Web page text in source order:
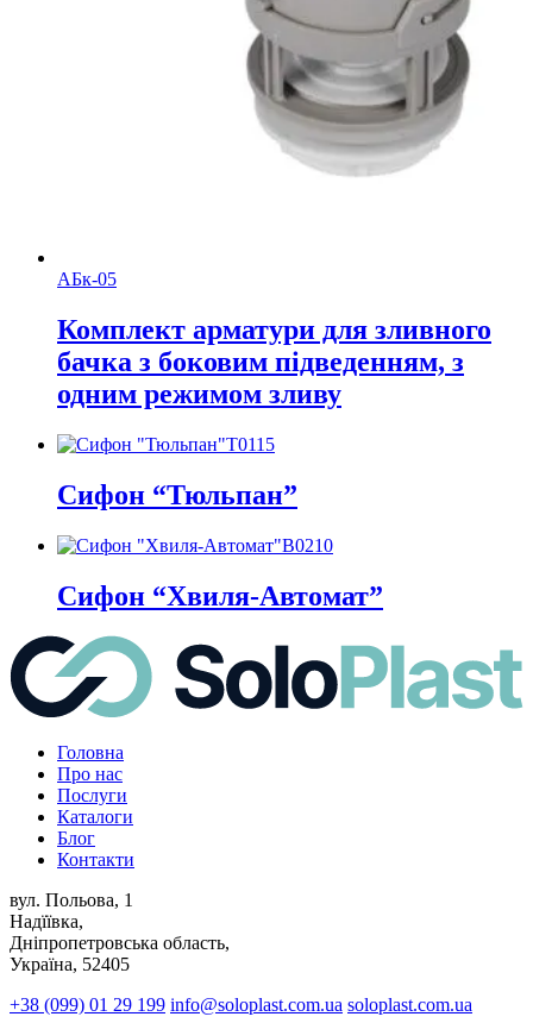
АБк-05
Комплект арматури для зливного
бачка з боковим підведенням, з
одним режимом зливу
Т0115
Сифон “Тюльпан”
В0210
Сифон “Хвиля-Автомат”
Головна
Про нас
Послуги
Каталоги
Блог
Контакти
вул. Польова, 1
Надїївка,
Дніпропетровська область,
Україна, 52405
+38 (099) 01 29 199 info@soloplast.com.ua soloplast.com.ua